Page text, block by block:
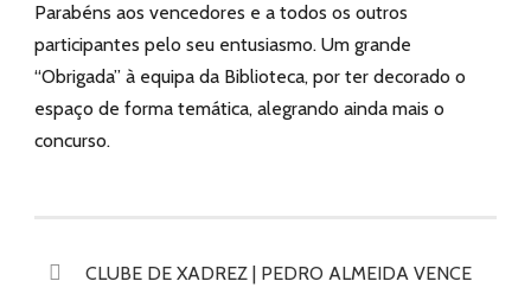
Parabéns aos vencedores e a todos os outros
participantes pelo seu entusiasmo. Um grande
“Obrigada” à equipa da Biblioteca, por ter decorado o
espaço de forma temática, alegrando ainda mais o
concurso.
CLUBE DE XADREZ | PEDRO ALMEIDA VENCE